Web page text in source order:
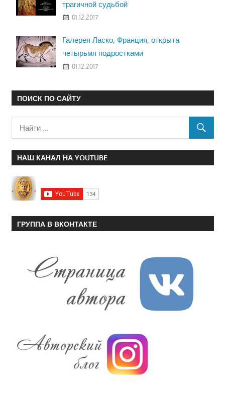
трагичной судьбой
01.12.2017
Галерея Ласко, Франция, открыта
четырьмя подростками
01.12.2017
ПОИСК ПО САЙТУ
НАШ КАНАЛ НА YOUTUBE
ГРУППА В ВКОНТАКТЕ